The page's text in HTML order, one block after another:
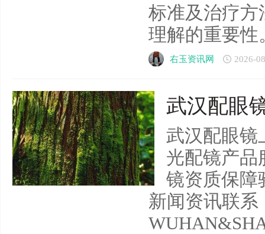
标准及治疗方
理解的重要性
右玉资讯网 2026-
武汉配眼
武汉配眼镜
光配镜产品
镜资质保障
新闻资讯联系